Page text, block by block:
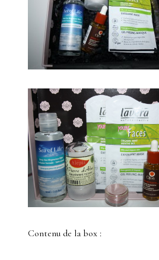
Contenu de la box :